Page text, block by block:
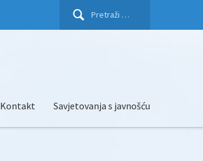
Pretraži:
Kontakt Savjetovanja s javnošću